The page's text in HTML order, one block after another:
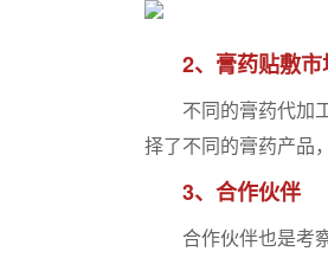
2、膏药贴敷
不同的膏药代加工
择了不同的膏药产品
3、合作伙伴
合作伙伴也是考察